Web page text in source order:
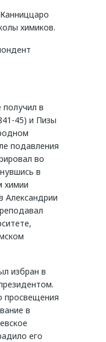
химиков.
в
45) и Пизы
подавления
во
в
химии
Александрии
избран в
просвещения
в
его